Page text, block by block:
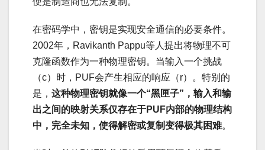
在密码学中，密钥是实现安全通信的必要条件。
2002年，Ravikanth Pappu等人提出将物理不可
克隆函数作为一种物理密钥。当输入一个挑战
（c）时，PUF会产生相应的响应（r）。特别的
是， 这种物理密钥就像一个“黑匣子”，输入和输
出之间的映射关系仅存在于PUF内部的物理结构
中，完全未知，使得解密或复制变得极其困难。